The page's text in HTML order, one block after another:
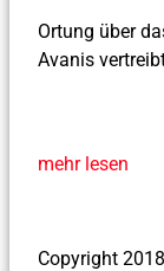
Ortung über
Avanis
mehr lesen
Copyright